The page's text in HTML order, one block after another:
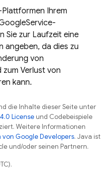
Ihrem
Sie zur Laufzeit eine
angeben, da dies zu
von
zum Verlust von
kann.
die Inhalte dieser Seite unter
License und Codebeispiele
Weitere Informationen
Google Developers. Java ist
und/oder seinen Partnern.